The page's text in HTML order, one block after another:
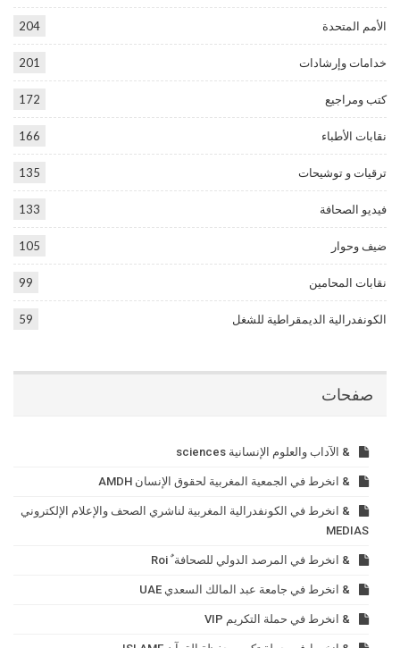
الأمم المتحدة 204
خدامات وإرشادات 201
كتب ومراجيع 172
نقابات الأطباء 166
ترقيات و توشيحات 135
فيديو الصحافة 133
ضيف وحوار 105
نقابات المحامين 99
الكونفدرالية الديمقراطية للشغل 59
صفحات
& الآداب والعلوم الإنسانية sciences
& انخرط في الجمعية المغربية لحقوق الإنسان AMDH
& انخرط في الكونفدرالية المغربية لناشري الصحف والإعلام الإلكتروني
MEDIAS
& انخرط في المرصد الدولي للصحافة ٌ Roi
& انخرط في جامعة عبد المالك السعدي UAE
& انخرط في حملة التكريم VIP